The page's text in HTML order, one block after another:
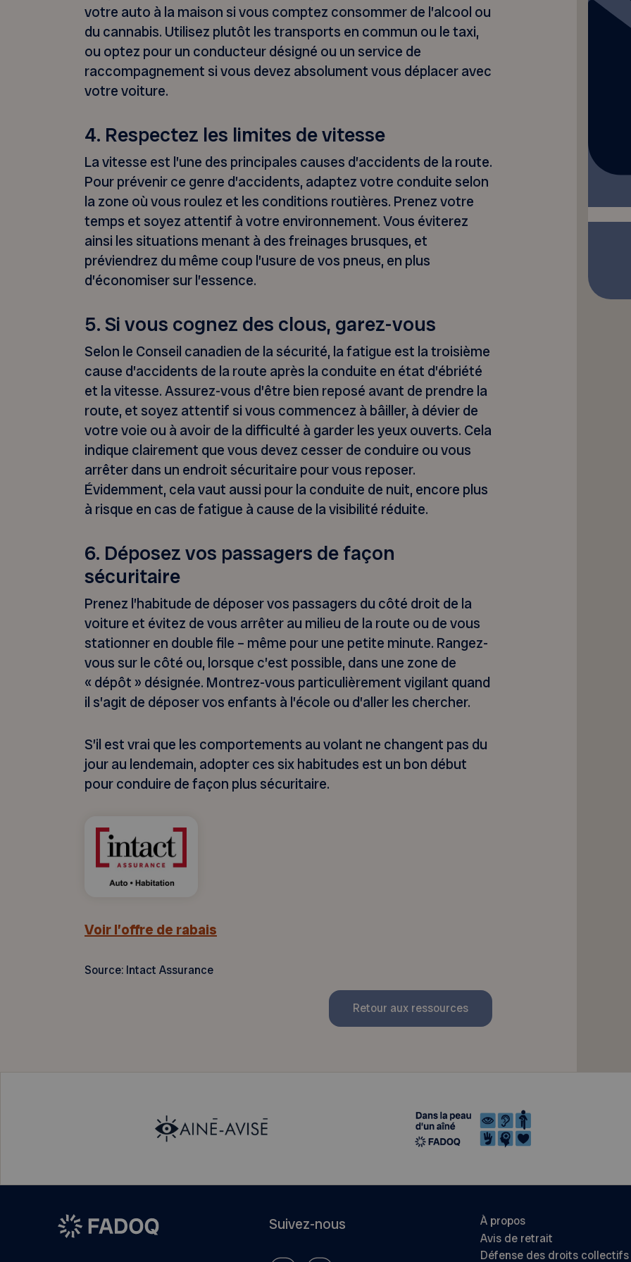
votre auto à la maison si vous comptez consommer de l’alcool ou
du cannabis. Utilisez plutôt les transports en commun ou le taxi,
ou optez pour un conducteur désigné ou un service de
raccompagnement si vous devez absolument vous déplacer avec
votre voiture.
4. Respectez les limites de vitesse
La vitesse est l’une des principales causes d’accidents de la route.
Pour prévenir ce genre d’accidents, adaptez votre conduite selon
la zone où vous roulez et les conditions routières. Prenez votre
temps et soyez attentif à votre environnement. Vous éviterez
ainsi les situations menant à des freinages brusques, et
préviendrez du même coup l’usure de vos pneus, en plus
d’économiser sur l’essence.
5. Si vous cognez des clous, garez-vous
Selon le Conseil canadien de la sécurité, la fatigue est la troisième
cause d’accidents de la route après la conduite en état d’ébriété
et la vitesse. Assurez-vous d’être bien reposé avant de prendre la
route, et soyez attentif si vous commencez à bâiller, à dévier de
votre voie ou à avoir de la difficulté à garder les yeux ouverts. Cela
indique clairement que vous devez cesser de conduire ou vous
arrêter dans un endroit sécuritaire pour vous reposer.
Évidemment, cela vaut aussi pour la conduite de nuit, encore plus
à risque en cas de fatigue à cause de la visibilité réduite.
6. Déposez vos passagers de façon
sécuritaire
Prenez l’habitude de déposer vos passagers du côté droit de la
voiture et évitez de vous arrêter au milieu de la route ou de vous
stationner en double file – même pour une petite minute. Rangez-
vous sur le côté ou, lorsque c’est possible, dans une zone de
« dépôt » désignée. Montrez-vous particulièrement vigilant quand
il s’agit de déposer vos enfants à l’école ou d’aller les chercher.
S’il est vrai que les comportements au volant ne changent pas du
jour au lendemain, adopter ces six habitudes est un bon début
pour conduire de façon plus sécuritaire.
Voir l’offre de rabais
Source: Intact Assurance
Retour aux ressources
Suivez-nous
À propos
Avis de retrait
Défense des droits collectifs